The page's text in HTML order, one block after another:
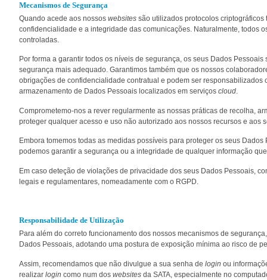
Mecanismos de Segurança
Quando acede aos nossos websites são utilizados protocolos criptográficos
confidencialidade e a integridade das comunicações. Naturalmente, todos
controladas.
Por forma a garantir todos os níveis de segurança, os seus Dados
segurança mais adequado. Garantimos também que os nossos
obrigações de confidencialidade contratual e podem ser
armazenamento de Dados Pessoais localizados em serviços cloud.
Comprometemo-nos a rever regularmente as nossas práticas de recolha,
proteger qualquer acesso e uso não autorizado aos nossos recursos e aos
Embora tomemos todas as medidas possíveis para proteger os seus
podemos garantir a segurança ou a integridade de qualquer informação
Em caso deteção de violações de privacidade dos seus Dados Pessoais,
legais e regulamentares, nomeadamente com o RGPD.
Responsabilidade de Utilização
Para além do correto funcionamento dos nossos mecanismos de
Dados Pessoais, adotando uma postura de exposição mínima ao risco de
Assim, recomendamos que não divulgue a sua senha de login ou
realizar login como num dos websites da SATA, especialmente no